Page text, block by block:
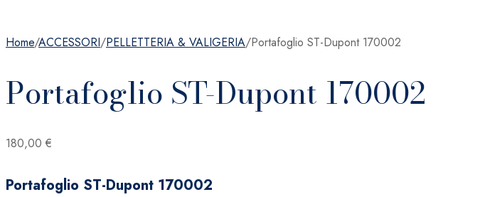
Home/ACCESSORI/PELLETTERIA & VALIGERIA/Portafoglio ST-Dupont 170002
Portafoglio ST-Dupont 170002
180,00 €
Portafoglio ST-Dupont 170002